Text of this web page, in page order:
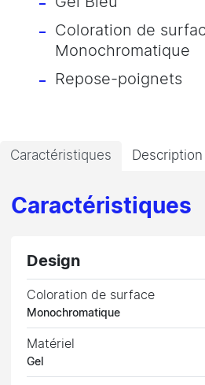
Coloration de
Monochromatique
Repose-poignets
Caractéristiques
Caractéristiques
Design
Coloration de surface
Monochromatique
Matériel
Gel